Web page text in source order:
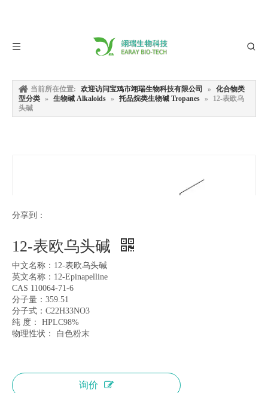
当前所在位置: 欢迎访问宝鸡市翊瑞生物科技有限公司 »
化合物类
型分类 » 生物碱 Alkaloids » 托品烷类生物碱 Tropanes »
12-表欧乌
头碱
分享到：
12-表欧乌头碱
中文名称：12-表欧乌头碱
英文名称：12-Epinapelline
CAS 110064-71-6
分子量：359.51
分子式：C22H33NO3
纯 度： HPLC98%
物理性状： 白色粉末
询价